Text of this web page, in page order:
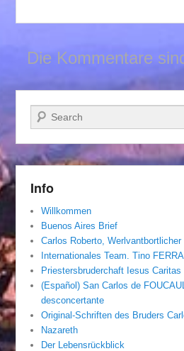
Die Kommentare
Suchen
Info
Willkommen
Buenos Aires Brief
Carlos Roberto, Werlvantbortlicher
Internationales Team. Tino
Priestersbruderchaft Iesus Caritas
(Español) San Carlos de
desconcertante
Original-Schriften des Bruders
Nazareth
Der Lebensrückblick